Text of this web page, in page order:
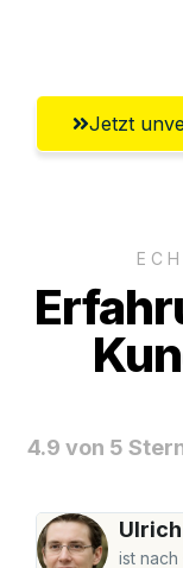
Jetzt
4.9 von 5
ist